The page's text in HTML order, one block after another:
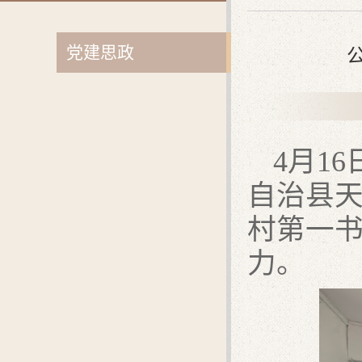
党建思政
4月16
自治县
村第一
力。